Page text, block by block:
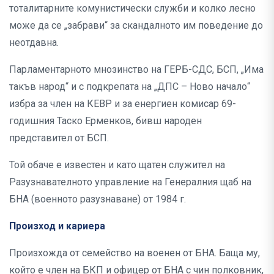
тоталитарните комунистически служби и колко лесно
може да се „забрави“ за скандалното им поведение до
неотдавна.
Парламентарното мнозинство на ГЕРБ-СДС, БСП, „Има
такъв народ“ и с подкрепата на „ДПС – Ново начало“
избра за член на КЕВР и за енергиен комисар 69-
годишния Таско Ерменков, бивш народен
представител от БСП.
Той обаче е известен и като щатен служител на
Разузнавателното управление на Генералния щаб на
БНА (военното разузнаване) от 1984 г.
Произход и кариера
Произхожда от семейство на военен от БНА. Баща му,
който е член на БКП и офицер от БНА с чин полковник,